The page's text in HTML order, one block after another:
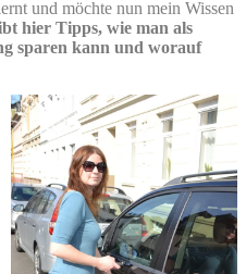
und möchte nun mein Wissen
hier Tipps, wie man als
sparen kann und worauf